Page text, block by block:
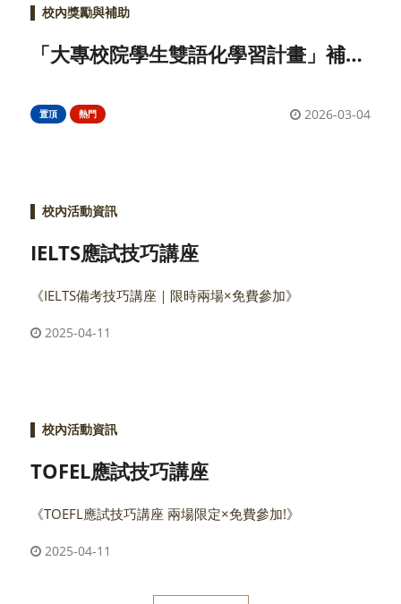
校內獎勵與補助
「大專校院學生雙語化學習計畫」補助
討會公告
置頂 熱門 2026-03-04
校內活動資訊
IELTS應試技巧講座
《IELTS備考技巧講座｜限時兩場×免費參加》
2025-04-11
校內活動資訊
TOFEL應試技巧講座
《TOEFL應試技巧講座 兩場限定×免費參加!》
2025-04-11